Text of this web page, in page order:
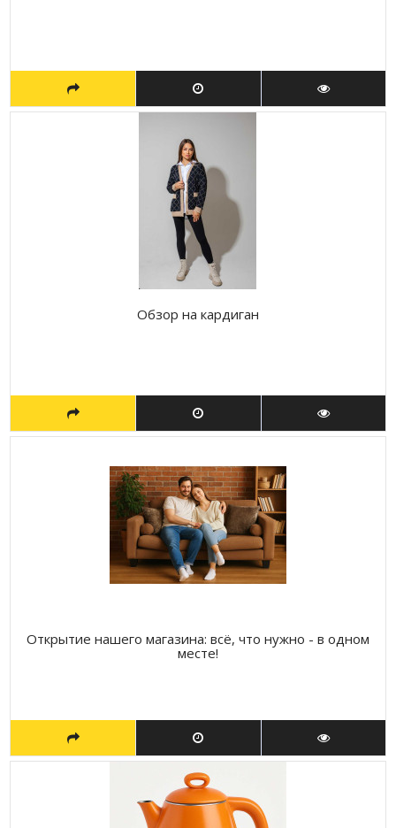
Обзор на кардиган
Открытие нашего магазина: всё, что нужно - в одном
месте!